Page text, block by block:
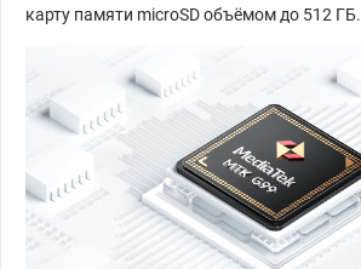
карту памяти microSD объёмом до 512 ГБ.